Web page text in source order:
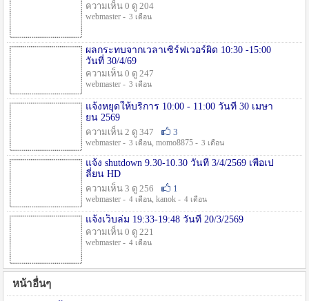
ความเห็น 0 ดู 204
webmaster - 3 เดือน
ผลกระทบจากเวลาเซิร์ฟเวอร์ผิด 10:30 -15:00
วันที่ 30/4/69
ความเห็น 0 ดู 247
webmaster - 3 เดือน
แจ้งหยุดให้บริการ 10:00 - 11:00 วันที่ 30 เมษา
ยน 2569
ความเห็น 2 ดู 347
3
webmaster - 3 เดือน, momo8875 - 3 เดือน
แจ้ง shutdown 9.30-10.30 วันที่ 3/4/2569 เพื่อเป
ลี่ยน HD
ความเห็น 3 ดู 256
1
webmaster - 4 เดือน, kanok - 4 เดือน
แจ้งเว็บล่ม 19:33-19:48 วันที่ 20/3/2569
ความเห็น 0 ดู 221
webmaster - 4 เดือน
หน้าอื่นๆ